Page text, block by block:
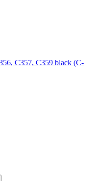
C357, C359 black (C-